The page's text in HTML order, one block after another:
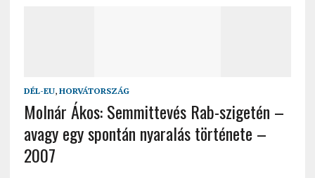
DÉL-EU, HORVÁTORSZÁG
Molnár Ákos: Semmittevés Rab-szigetén –
avagy egy spontán nyaralás története –
2007